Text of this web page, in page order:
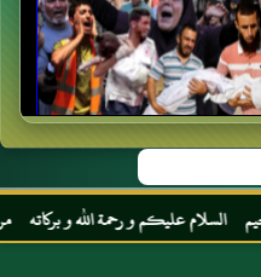
عليكم و رحمة الله و بركاته مرحبا